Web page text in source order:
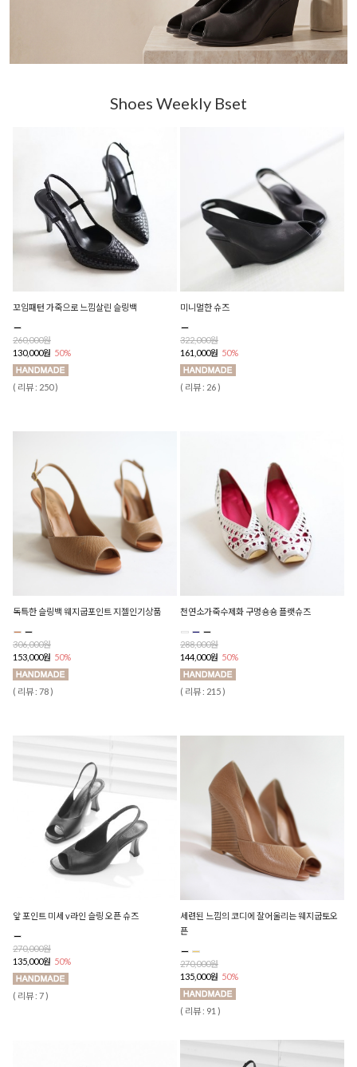
Shoes Weekly Bset
꼬임패턴 가죽으로 느낌살린 슬링백
260,000원
130,000원 50%
( 리뷰 : 250 )
미니멀한 슈즈
322,000원
161,000원 50%
( 리뷰 : 26 )
독특한 슬링백 웨지굽포인트 지젤인기상품
306,000원
153,000원 50%
( 리뷰 : 78 )
천연소가죽수제화 구멍숑숑 플랫슈즈
288,000원
144,000원 50%
( 리뷰 : 215 )
앞 포인트 미세 v라인 슬링 오픈 슈즈
270,000원
135,000원 50%
( 리뷰 : 7 )
세련된 느낌의 코디에 잘어울리는 웨지굽토오
픈
270,000원
135,000원 50%
( 리뷰 : 91 )